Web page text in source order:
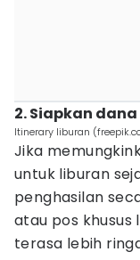
2. Siapkan
Itinerary liburan
Jika
untuk liburan
penghasilan
atau pos khusus
terasa lebih